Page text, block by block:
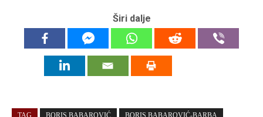
Širi dalje
TAG BORIS BABAROVIĆ BORIS BABAROVIĆ-BARBA